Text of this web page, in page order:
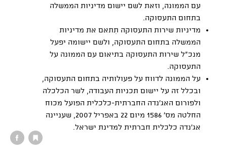
עם הממונה, וזאת לשם יישום מדיניות הממשלה
בתחום התעסוקה.
מדיניות שירות התעסוקה תִתאם את מדיניות
הממשלה בתחום התעסוקה, ולשם יישומה יפעל
מנכ"ל שירות התעסוקה בתיאום עם הממונה על
התעסוקה.
על הממונה לדווח על פעולותיה בתחום התעסוקה,
ובכלל זה על יישום תכניות העבודה, לשר הכלכלה
ולפורום האג'נדה החברתית-כלכלית הפועל מכוח
החלטה מס' 1586 מיום 22 באפריל 2007, שעניינה
אג'נדה כלכלית חברתית למדינת ישראל.